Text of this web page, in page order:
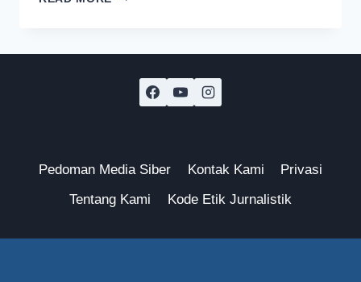
PRABOWO
SUBIANTO
Pedoman Media Siber Kontak Kami
Privasi
Tentang Kami
Kode Etik Jurnalistik